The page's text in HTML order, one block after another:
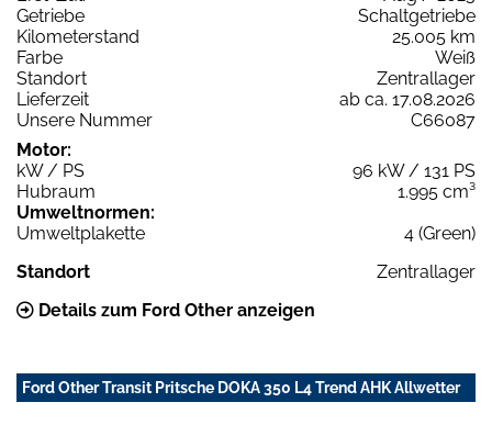
Getriebe
Schaltgetriebe
Kilometerstand
25.005 km
Farbe
Weiß
Standort
Zentrallager
Lieferzeit
ab ca. 17.08.2026
Unsere Nummer
C66087
Motor:
kW / PS
96 kW / 131 PS
Hubraum
1.995 cm³
Umweltnormen:
Umweltplakette
4 (Green)
Standort
Zentrallager
Details zum Ford Other anzeigen
Ford Other Transit Pritsche DOKA 350 L4 Trend AHK Allwetter